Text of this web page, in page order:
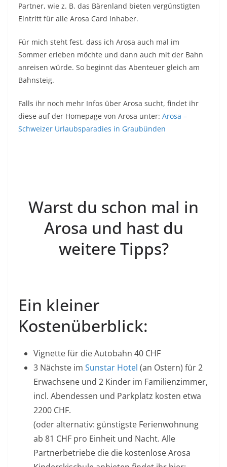
Partner, wie z. B. das Bärenland bieten vergünstigten
Eintritt für alle Arosa Card Inhaber.
Für mich steht fest, dass ich Arosa auch mal im
Sommer erleben möchte und dann auch mit der Bahn
anreisen würde. So beginnt das Abenteuer gleich am
Bahnsteig.
Falls ihr noch mehr Infos über Arosa sucht, findet ihr
diese auf der Homepage von Arosa unter: Arosa –
Schweizer Urlaubsparadies in Graubünden
Warst du schon mal in
Arosa und hast du
weitere Tipps?
Ein kleiner
Kostenüberblick:
Vignette für die Autobahn 40 CHF
3 Nächste im Sunstar Hotel (an Ostern) für 2
Erwachsene und 2 Kinder im Familienzimmer,
incl. Abendessen und Parkplatz kosten etwa
2200 CHF.
(oder alternativ: günstigste Ferienwohnung
ab 81 CHF pro Einheit und Nacht. Alle
Partnerbetriebe die die kostenlose Arosa